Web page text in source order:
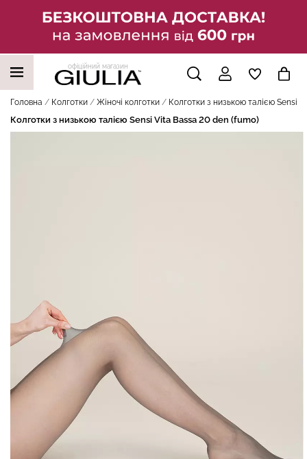
офіційний магазин
Головна Колготки Жіночі колготки Колготки з низькою талією Sensi
Колготки з низькою талією Sensi Vita Bassa 20 den (fumo)
НАШІ ТРЕНДОВІ ТОВАРИ
Безшовні легінси з
мікрофібри LEGGINGS 02
(чорний) Giulia
789 грн.
Велосипедки з високою
талією TRACKS 01
(чорний) Giulia
384 грн.549 грн.